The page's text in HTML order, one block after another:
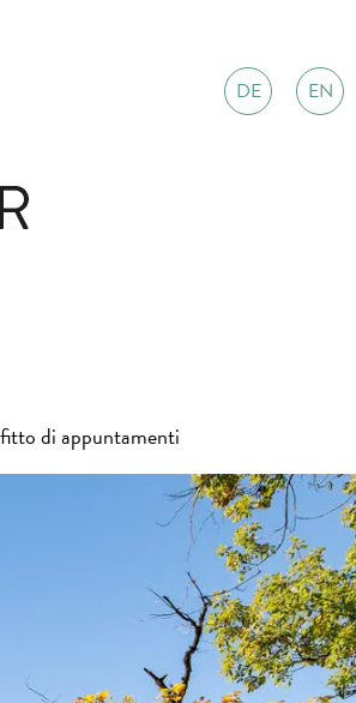
DE EN
di appuntamenti